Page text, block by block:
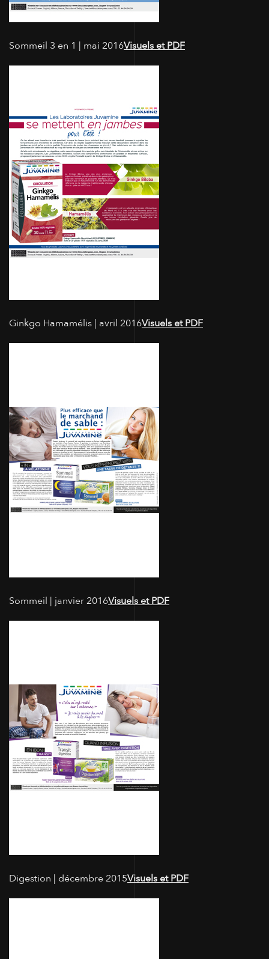
Sommeil 3 en 1 | mai 2016Visuels et PDF
Ginkgo Hamamélis | avril 2016Visuels et PDF
Sommeil | janvier 2016Visuels et PDF
Digestion | décembre 2015Visuels et PDF